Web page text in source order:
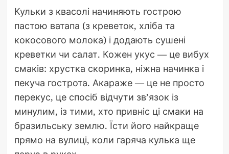
Кульки з квасолі начиняють гострою
пастою ватапа (з креветок, хліба та
кокосового молока) і додають сушені
креветки чи салат. Кожен укус — це вибух
смаків: хрустка скоринка, ніжна начинка і
пекуча гострота. Акараже — це не просто
перекус, це спосіб відчути зв’язок із
минулим, із тими, хто привніс ці смаки на
бразильську землю. Їсти його найкраще
прямо на вулиці, коли гаряча кулька ще